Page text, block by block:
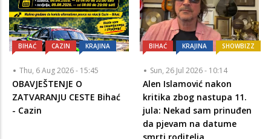
BIHAĆ CAZIN KRAJINA
Thu, 6 Aug 2026 - 15:45
OBAVJEŠTENJE O
ZATVARANJU CESTE Bihać
- Cazin
BIHAĆ KRAJINA SHOWBIZZ
Sun, 26 Jul 2026 - 10:14
Alen Islamović nakon
kritika zbog nastupa 11.
jula: Nekad sam prinuđen
da pjevam na datume